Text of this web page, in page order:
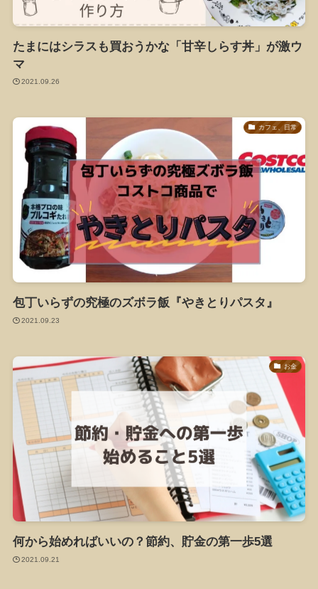
たまにはシラスも買おうかな「甘辛しらす丼」が激ウ
マ
2021.09.26
カフェ、日常
包丁いらずの究極のズボラ飯『やきとりパスタ』
2021.09.23
お金
何から始めればいいの？節約、貯金の第一歩5選
2021.09.21